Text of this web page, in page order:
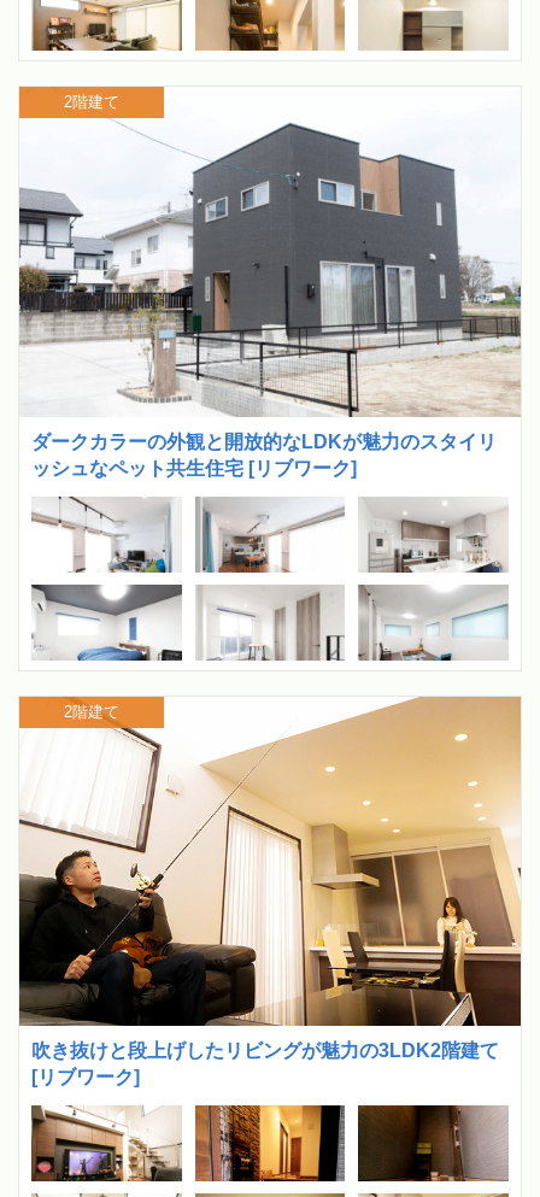
ダークカラーの外観と開放的なLDKが魅力のスタイリ
ッシュなペット共生住宅 [リブワーク]
2階建て
吹き抜けと段上げしたリビングが魅力の3LDK2階建て
[リブワーク]
2階建て